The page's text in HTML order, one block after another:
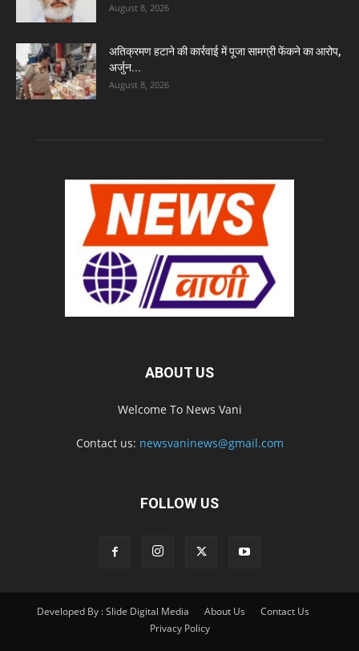
August 8, 2026
अतिक्रमण हटाने की कार्रवाई में पूजा सामग्री फेंकने का आरोप,
अर्जुन...
August 8, 2026
ABOUT US
Welcome To News Vani
Contact us: newsvaninews@gmail.com
FOLLOW US
Developed By : Slide Digital Media About Us
Contact Us
Privacy Policy